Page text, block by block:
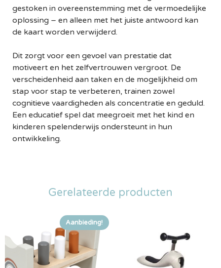
gestoken in overeenstemming met de vermoedelijke
oplossing – en alleen met het juiste antwoord kan
de kaart worden verwijderd.
Dit zorgt voor een gevoel van prestatie dat
motiveert en het zelfvertrouwen vergroot. De
verscheidenheid aan taken en de mogelijkheid om
stap voor stap te verbeteren, trainen zowel
cognitieve vaardigheden als concentratie en geduld.
Een educatief spel dat meegroeit met het kind en
kinderen spelenderwijs ondersteunt in hun
ontwikkeling.
Gerelateerde producten
Aanbieding!